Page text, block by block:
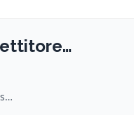
GLXD1+ Trasmettitore Bodypack